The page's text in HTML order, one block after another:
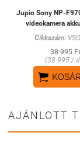
Jupio Sony NP-
videokamera
Cikkszám:
38 995 Ft
(38 995 /

AJÁNLOTT